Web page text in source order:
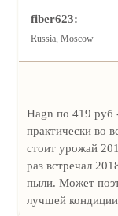
fiber623:
Russia, Moscow
Hagn по 419 руб
практически во
стоит урожай
раз встречал
пыли. Может
лучшей